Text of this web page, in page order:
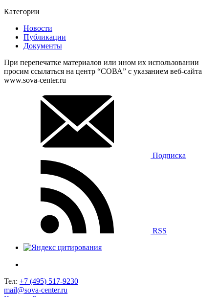
Категории
Новости
Публикации
Документы
При перепечатке материалов или ином их использовании
просим ссылаться на центр “СОВА” с указанием веб-сайта
www.sova-center.ru
Подписка
RSS
Тел: +7 (495) 517-9230
mail@sova-center.ru